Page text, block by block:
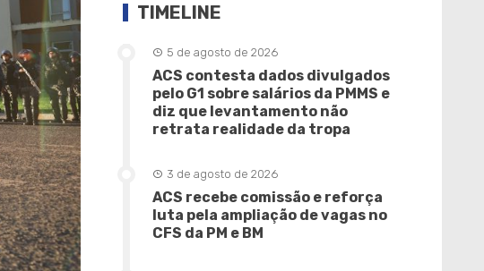
TIMELINE
5 de agosto de 2026
ACS contesta dados divulgados
pelo G1 sobre salários da PMMS e
diz que levantamento não
retrata realidade da tropa
3 de agosto de 2026
ACS recebe comissão e reforça
luta pela ampliação de vagas no
CFS da PM e BM